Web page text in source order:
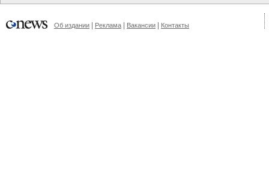
Об издании Реклама Вакансии Контакты